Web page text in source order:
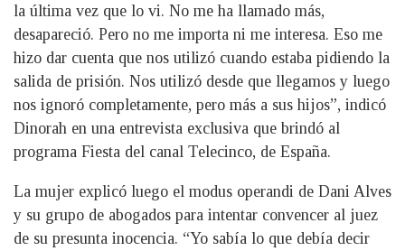
la última vez que lo vi. No me ha llamado más,
desapareció. Pero no me importa ni me interesa. Eso me
hizo dar cuenta que nos utilizó cuando estaba pidiendo la
salida de prisión. Nos utilizó desde que llegamos y luego
nos ignoró completamente, pero más a sus hijos”, indicó
Dinorah en una entrevista exclusiva que brindó al
programa Fiesta del canal Telecinco, de España.
La mujer explicó luego el modus operandi de Dani Alves
y su grupo de abogados para intentar convencer al juez
de su presunta inocencia. “Yo sabía lo que debía decir